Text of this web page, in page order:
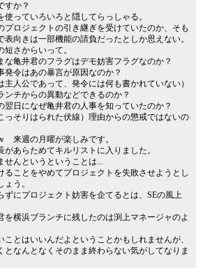
すか？
っていろいろと隠してらっしゃる。
プロジェクトの引き継ぎを受けていたのか、そも
向きは一部機能の請負だったとしか思えない。
さからいって。
な亀井君のフラグはデモ妨害フラグなのか？
発令はあの暴言が原因なのか？
主人公であって、発令には何も書かれていない）
ンチからの異動などできるのか？
翌日になぜ亀井君の人事を知っていたのか？
っそりはられた伏線）理由からの懲戒ではないの
来週の月曜が楽しみです。
あらためてキルリストに入りました。
せんというということは...
ることをやめてプロジェクトを失敗させようとし
う。
ずにプロジェクト妨害を企てるとは、SEの風上
を横浜ブランチに残したのは渕上マネージャのよ
ことはいいんだよということかもしれませんが、
となんとなくそのまま終わらない気がしてなりま